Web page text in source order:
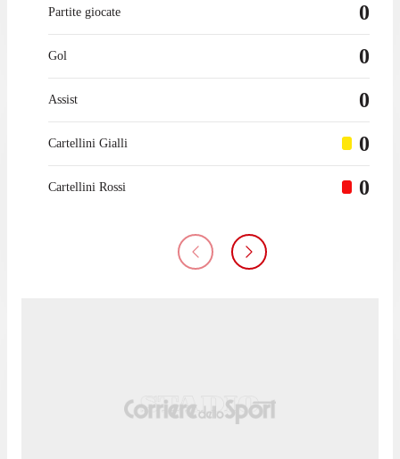
Partite giocate 0
Gol 0
Assist 0
Cartellini Gialli 0
Cartellini Rossi 0